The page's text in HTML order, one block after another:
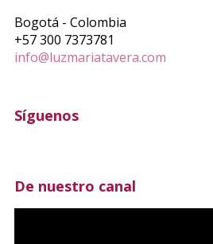
Bogotá - Colombia
+57 300 7373781
info@luzmariatavera.com
Síguenos
De nuestro canal